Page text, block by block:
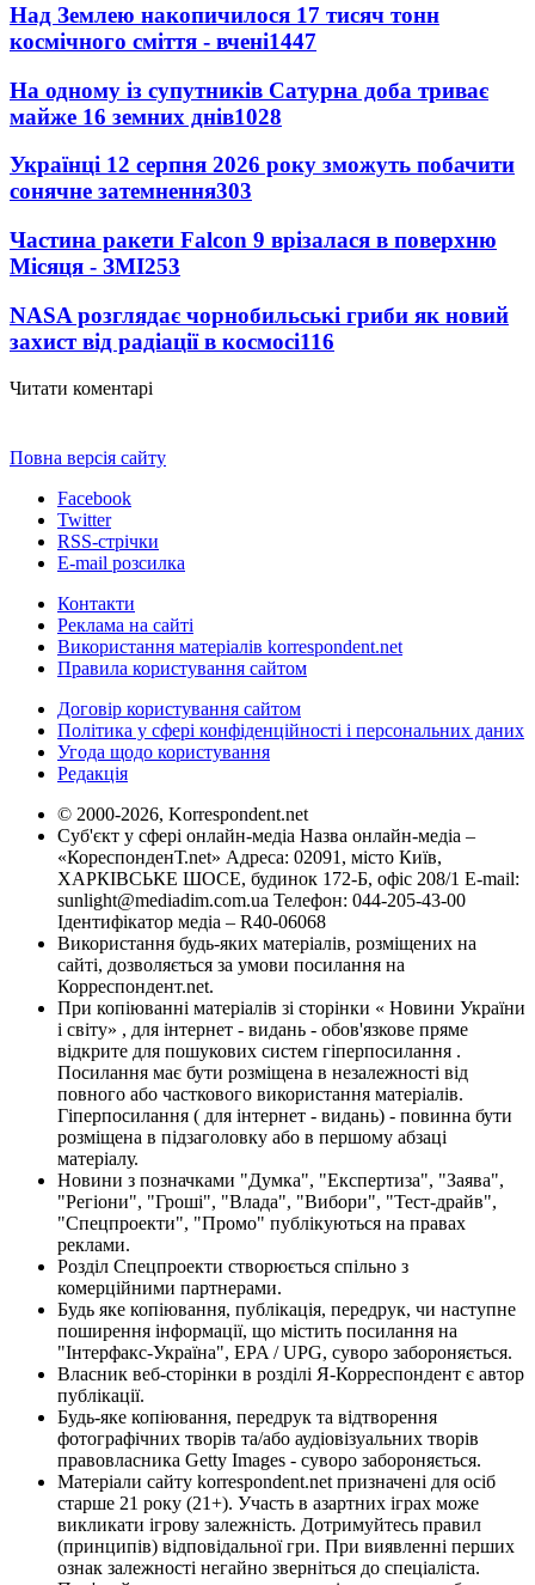
Над Землею накопичилося 17 тисяч тонн
космічного сміття - вчені1447
На одному із супутників Сатурна доба триває
майже 16 земних днів1028
Українці 12 серпня 2026 року зможуть побачити
сонячне затемнення303
Частина ракети Falcon 9 врізалася в поверхню
Місяця - ЗМІ253
NASA розглядає чорнобильські гриби як новий
захист від радіації в космосі116
Читати коментарі
Повна версія сайту
Facebook
Twitter
RSS-стрічки
E-mail розсилка
Контакти
Реклама на сайті
Використання матеріалів korrespondent.net
Правила користування сайтом
Договір користування сайтом
Політика у сфері конфіденційності і персональних даних
Угода щодо користування
Редакція
© 2000-2026, Korrespondent.net
Суб'єкт у сфері онлайн-медіа Назва онлайн-медіа –
«КореспонденТ.net» Адреса: 02091, місто Київ,
ХАРКІВСЬКЕ ШОСЕ, будинок 172-Б, офіс 208/1 E-mail:
sunlight@mediadim.com.ua Телефон: 044-205-43-00
Ідентифікатор медіа – R40-06068
Використання будь-яких матеріалів, розміщених на
сайті, дозволяється за умови посилання на
Корреспондент.net.
При копіюванні матеріалів зі сторінки « Новини України
і світу» , для інтернет - видань - обов'язкове пряме
відкрите для пошукових систем гіперпосилання .
Посилання має бути розміщена в незалежності від
повного або часткового використання матеріалів.
Гіперпосилання ( для інтернет - видань) - повинна бути
розміщена в підзаголовку або в першому абзаці
матеріалу.
Новини з позначками "Думка", "Експертиза", "Заява",
"Регіони", "Гроші", "Влада", "Вибори", "Тест-драйв",
"Спецпроекти", "Промо" публікуються на правах
реклами.
Розділ Спецпроекти створюється спільно з
комерційними партнерами.
Будь яке копіювання, публікація, передрук, чи наступне
поширення інформації, що містить посилання на
"Інтерфакс-Україна", EPA / UPG, суворо забороняється.
Власник веб-сторінки в розділі Я-Корреспондент є автор
публікації.
Будь-яке копіювання, передрук та відтворення
фотографічних творів та/або аудіовізуальних творів
правовласника Getty Images - суворо забороняється.
Матеріали сайту korrespondent.net призначені для осіб
старше 21 року (21+). Участь в азартних іграх може
викликати ігрову залежність. Дотримуйтесь правил
(принципів) відповідальної гри. При виявленні перших
ознак залежності негайно зверніться до спеціаліста.